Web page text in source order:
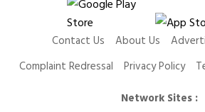
Contact Us About Us
Complaint Redressal
Privacy Policy
Network Sites :